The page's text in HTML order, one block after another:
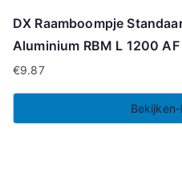
DX Raamboompje
Aluminium RBM L 1200 AF
€9.87